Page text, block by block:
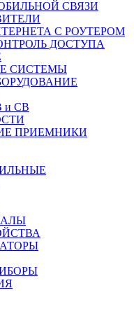
СВЯЗИ
С РОУТЕРОМ
ДОСТУПА
СИСТЕМЫ
и СВ
ПРИЕМНИКИ